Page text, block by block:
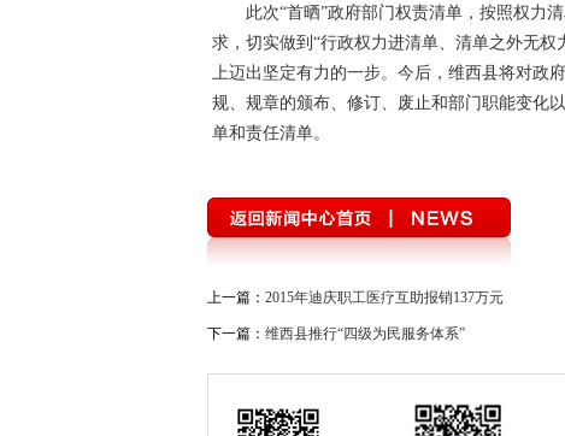
此次“首晒”政府部门权责清单，按照权力
求，切实做到“行政权力进清单、清单之外无权
上迈出坚定有力的一步。今后，维西县将对政
规、规章的颁布、修订、废止和部门职能变化
单和责任清单。
上一篇： 2015年迪庆职工医疗互助报销137万元
下一篇： 维西县推行“四级为民服务体系”